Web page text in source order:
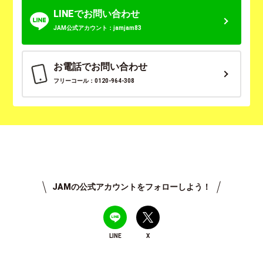
LINEでお問い合わせ
JAM公式アカウント：jamjam83
お電話でお問い合わせ
フリーコール：0120-964-308
JAMの公式アカウントをフォローしよう！
LINE X